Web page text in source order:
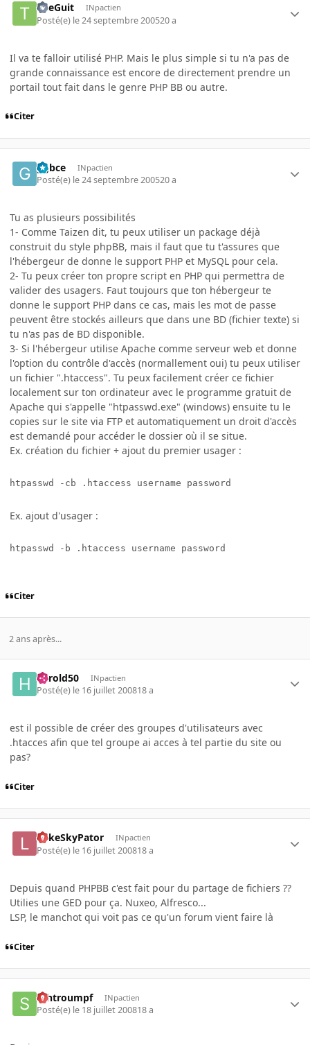
TheGuit INpactien
Posté(e) le 24 septembre 200520 a
Il va te falloir utilisé PHP. Mais le plus simple si tu n'a pas de
grande connaissance est encore de directement prendre un
portail tout fait dans le genre PHP BB ou autre.
Citer
ggbce INpactien
Posté(e) le 24 septembre 200520 a
Tu as plusieurs possibilités
1- Comme Taizen dit, tu peux utiliser un package déjà
construit du style phpBB, mais il faut que tu t'assures que
l'hébergeur de donne le support PHP et MySQL pour cela.
2- Tu peux créer ton propre script en PHP qui permettra de
valider des usagers. Faut toujours que ton hébergeur te
donne le support PHP dans ce cas, mais les mot de passe
peuvent être stockés ailleurs que dans une BD (fichier texte) si
tu n'as pas de BD disponible.
3- Si l'hébergeur utilise Apache comme serveur web et donne
l'option du contrôle d'accès (normallement oui) tu peux utiliser
un fichier ".htaccess". Tu peux facilement créer ce fichier
localement sur ton ordinateur avec le programme gratuit de
Apache qui s'appelle "htpasswd.exe" (windows) ensuite tu le
copies sur le site via FTP et automatiquement un droit d'accès
est demandé pour accéder le dossier où il se situe.
Ex. création du fichier + ajout du premier usager :
htpasswd -cb .htaccess username password
Ex. ajout d'usager :
htpasswd -b .htaccess username password
Citer
2 ans après...
harold50 INpactien
Posté(e) le 16 juillet 200818 a
est il possible de créer des groupes d'utilisateurs avec
.htacces afin que tel groupe ai acces à tel partie du site ou
pas?
Citer
LukeSkyPator INpactien
Posté(e) le 16 juillet 200818 a
Depuis quand PHPBB c'est fait pour du partage de fichiers ??
Utilies une GED pour ça. Nuxeo, Alfresco...
LSP, le manchot qui voit pas ce qu'un forum vient faire là
Citer
schtroumpf INpactien
Posté(e) le 18 juillet 200818 a